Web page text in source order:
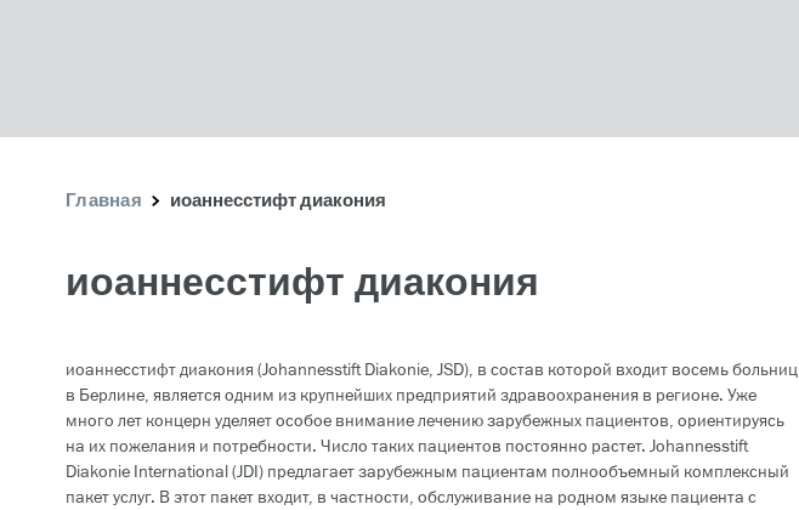
Главная иоаннесстифт диакония
иоаннесстифт диакония
иоаннесстифт диакония (Johannesstift Diakonie, JSD), в состав которой входит восемь больниц
в Берлине, является одним из крупнейших предприятий здравоохранения в регионе. Уже
много лет концерн уделяет особое внимание лечению зарубежных пациентов, ориентируясь
на их пожелания и потребности. Число таких пациентов постоянно растет. Johannesstift
Diakonie International (JDI) предлагает зарубежным пациентам полнообъемный комплексный
пакет услуг. В этот пакет входит, в частности, обслуживание на родном языке пациента с